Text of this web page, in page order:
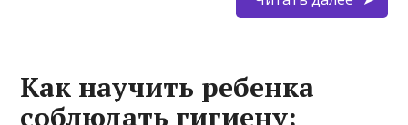
Как научить ребенка
соблюдать гигиену: